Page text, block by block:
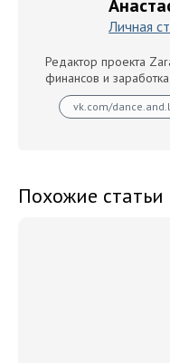
Личная
Редактор проекта
финансов и
vk.com/
Похожие статьи